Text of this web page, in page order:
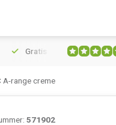
verzending vanaf € 150
A-range creme
571902